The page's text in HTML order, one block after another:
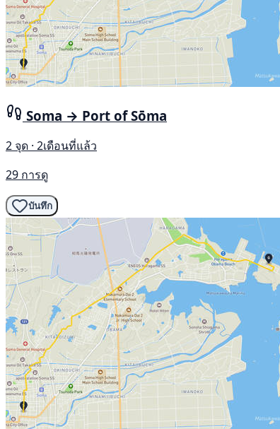
Soma → Port of Sōma
2 จุด · 2เดือนที่แล้ว
29 การดู
บันทึก